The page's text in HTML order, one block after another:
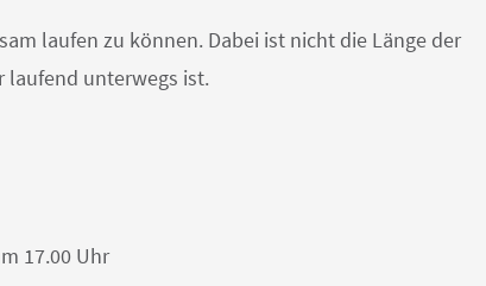
laufen zu können. Dabei ist nicht die Länge der
laufend unterwegs ist.
17.00 Uhr